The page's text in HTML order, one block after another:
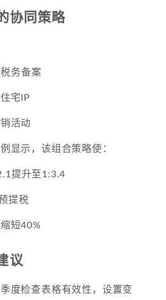
协同策略
务备案
宅IP
活动
显示，该组合策略使：
提升至1:3.4
提税
短40%
议
度检查表格有效性，设置变